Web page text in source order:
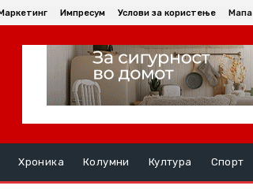
Импресум Услови за користење Мапа
Хроника Колумни Култура Спорт